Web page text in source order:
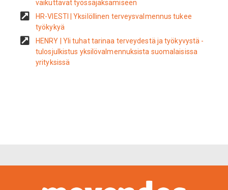
vaikuttavat työssäjaksamiseen
HR-VIESTI | Yksilöllinen terveysvalmennus tukee
työkykyä
HENRY | Yli tuhat tarinaa terveydestä ja työkyvystä -
tulosjulkistus yksilövalmennuksista suomalaisissa
yrityksissä